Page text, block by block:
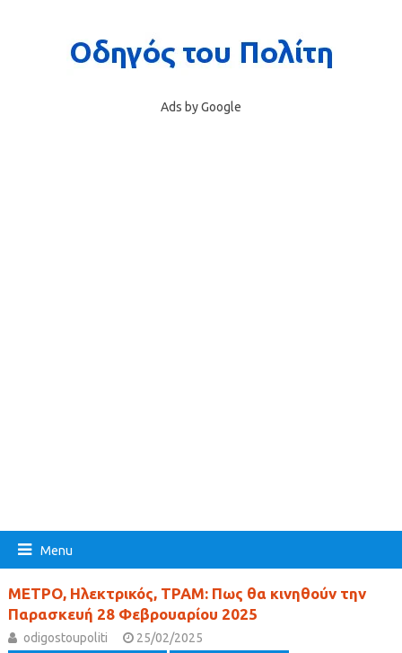
Ads by Google
Menu
ΜΕΤΡΟ, Ηλεκτρικός, ΤΡΑΜ: Πως θα κινηθούν την
Παρασκευή 28 Φεβρουαρίου 2025
odigostoupoliti
25/02/2025